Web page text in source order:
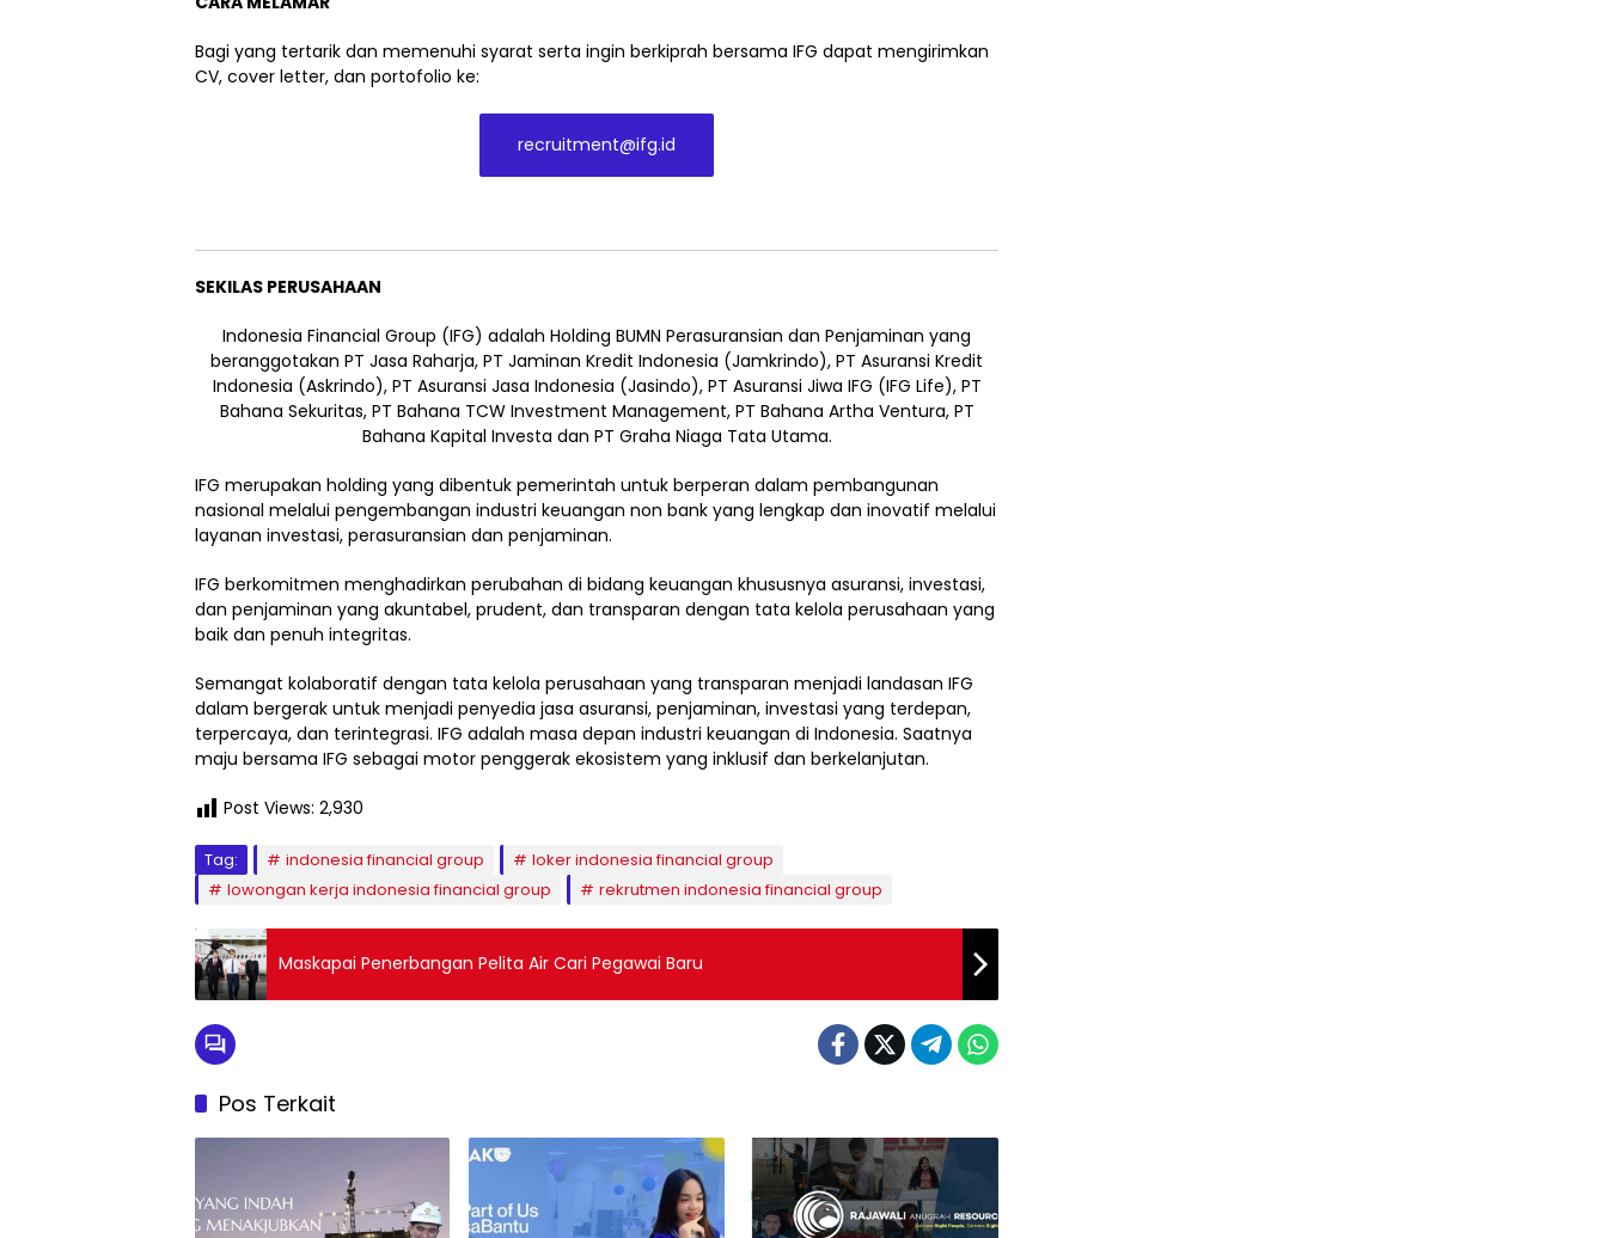
Bagi yang tertarik dan memenuhi syarat serta ingin berkiprah bersama IFG dapat mengirimkan
CV, cover letter, dan portofolio ke:
recruitment@ifg.id
SEKILAS PERUSAHAAN
Indonesia Financial Group (IFG) adalah Holding BUMN Perasuransian dan Penjaminan yang
beranggotakan PT Jasa Raharja, PT Jaminan Kredit Indonesia (Jamkrindo), PT Asuransi Kredit
Indonesia (Askrindo), PT Asuransi Jasa Indonesia (Jasindo), PT Asuransi Jiwa IFG (IFG Life), PT
Bahana Sekuritas, PT Bahana TCW Investment Management, PT Bahana Artha Ventura, PT
Bahana Kapital Investa dan PT Graha Niaga Tata Utama.
IFG merupakan holding yang dibentuk pemerintah untuk berperan dalam pembangunan
nasional melalui pengembangan industri keuangan non bank yang lengkap dan inovatif melalui
layanan investasi, perasuransian dan penjaminan.
IFG berkomitmen menghadirkan perubahan di bidang keuangan khususnya asuransi, investasi,
dan penjaminan yang akuntabel, prudent, dan transparan dengan tata kelola perusahaan yang
baik dan penuh integritas.
Semangat kolaboratif dengan tata kelola perusahaan yang transparan menjadi landasan IFG
dalam bergerak untuk menjadi penyedia jasa asuransi, penjaminan, investasi yang terdepan,
terpercaya, dan terintegrasi. IFG adalah masa depan industri keuangan di Indonesia. Saatnya
maju bersama IFG sebagai motor penggerak ekosistem yang inklusif dan berkelanjutan.
Post Views: 2,930
Tag: indonesia financial group
loker indonesia financial group
lowongan kerja indonesia financial group
rekrutmen indonesia financial group
Maskapai Penerbangan Pelita Air Cari Pegawai Baru
Pos Terkait